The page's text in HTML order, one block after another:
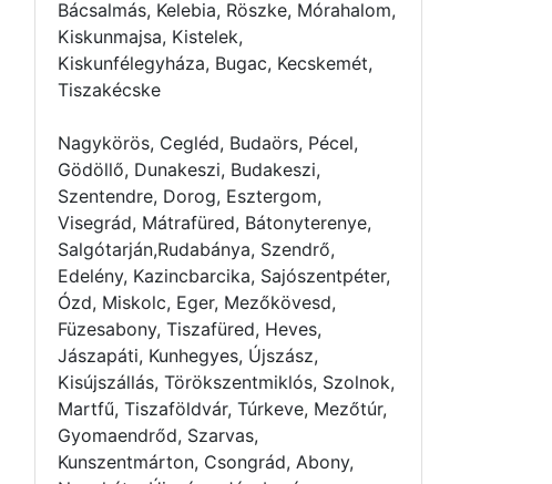
Bácsalmás, Kelebia, Röszke, Mórahalom,
Kiskunmajsa, Kistelek,
Kiskunfélegyháza, Bugac, Kecskemét,
Tiszakécske
Nagykörös, Cegléd, Budaörs, Pécel,
Gödöllő, Dunakeszi, Budakeszi,
Szentendre, Dorog, Esztergom,
Visegrád, Mátrafüred, Bátonyterenye,
Salgótarján,Rudabánya, Szendrő,
Edelény, Kazincbarcika, Sajószentpéter,
Ózd, Miskolc, Eger, Mezőkövesd,
Füzesabony, Tiszafüred, Heves,
Jászapáti, Kunhegyes, Újszász,
Kisújszállás, Törökszentmiklós, Szolnok,
Martfű, Tiszaföldvár, Túrkeve, Mezőtúr,
Gyomaendrőd, Szarvas,
Kunszentmárton, Csongrád, Abony,